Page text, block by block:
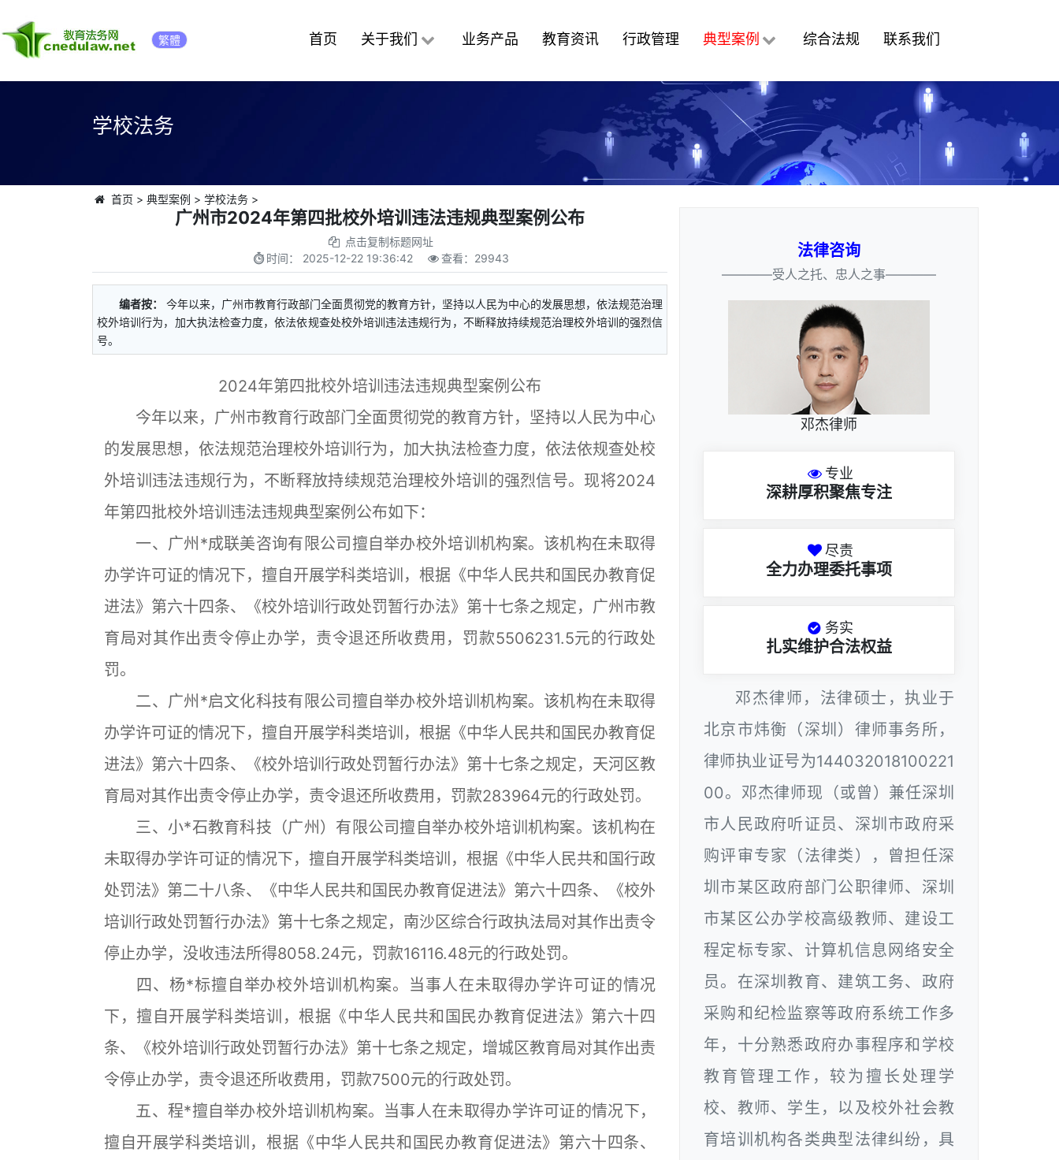
繁體 首页 关于我们 业务产品 教育资讯 行政管理 典型案例 综合法规 联系我们
学校法务
首页 > 典型案例 > 学校法务>
广州市2024年第四批校外培训违法违规典型案例公布
点击复制标题网址
时间： 2025-12-22 19:36:42 查看： 29943
编者按：
今年以来，广州市教育行政部门全面贯彻党的教育方针，坚持以人民为中心的发展思想，依法规范治理
校外培训行为，加大执法检查力度，依法依规查处校外培训违法违规行为，不断释放持续规范治理校外培训的强烈信
号。
2024年第四批校外培训违法违规典型案例公布
今年以来，广州市教育行政部门全面贯彻党的教育方针，坚持以人民为中心
的发展思想，依法规范治理校外培训行为，加大执法检查力度，依法依规查处校
外培训违法违规行为，不断释放持续规范治理校外培训的强烈信号。现将2024
年第四批校外培训违法违规典型案例公布如下：
一、广州*成联美咨询有限公司擅自举办校外培训机构案。该机构在未取得
办学许可证的情况下，擅自开展学科类培训，根据《中华人民共和国民办教育促
进法》第六十四条、《校外培训行政处罚暂行办法》第十七条之规定，广州市教
育局对其作出责令停止办学，责令退还所收费用，罚款5506231.5元的行政处
罚。
二、广州*启文化科技有限公司擅自举办校外培训机构案。该机构在未取得
办学许可证的情况下，擅自开展学科类培训，根据《中华人民共和国民办教育促
进法》第六十四条、《校外培训行政处罚暂行办法》第十七条之规定，天河区教
育局对其作出责令停止办学，责令退还所收费用，罚款283964元的行政处罚。
三、小*石教育科技（广州）有限公司擅自举办校外培训机构案。该机构在
未取得办学许可证的情况下，擅自开展学科类培训，根据《中华人民共和国行政
处罚法》第二十八条、《中华人民共和国民办教育促进法》第六十四条、《校外
培训行政处罚暂行办法》第十七条之规定，南沙区综合行政执法局对其作出责令
停止办学，没收违法所得8058.24元，罚款16116.48元的行政处罚。
四、杨*标擅自举办校外培训机构案。当事人在未取得办学许可证的情况
下，擅自开展学科类培训，根据《中华人民共和国民办教育促进法》第六十四
条、《校外培训行政处罚暂行办法》第十七条之规定，增城区教育局对其作出责
令停止办学，责令退还所收费用，罚款7500元的行政处罚。
五、程*擅自举办校外培训机构案。当事人在未取得办学许可证的情况下，
擅自开展学科类培训，根据《中华人民共和国民办教育促进法》第六十四条、
法律咨询
————受人之托、忠人之事————
邓杰律师
专业
深耕厚积聚焦专注
尽责
全力办理委托事项
务实
扎实维护合法权益
邓杰律师，法律硕士，执业于
北京市炜衡（深圳）律师事务所，
律师执业证号为144032018100221
00。邓杰律师现（或曾）兼任深圳
市人民政府听证员、深圳市政府采
购评审专家（法律类），曾担任深
圳市某区政府部门公职律师、深圳
市某区公办学校高级教师、建设工
程定标专家、计算机信息网络安全
员。在深圳教育、建筑工务、政府
采购和纪检监察等政府系统工作多
年，十分熟悉政府办事程序和学校
教育管理工作，较为擅长处理学
校、教师、学生，以及校外社会教
育培训机构各类典型法律纠纷，具